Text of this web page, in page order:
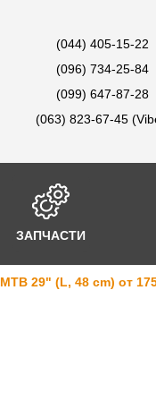
(044) 405-15-22
(096) 734-25-84
(099) 647-87-28
(063) 823-67-45
ЗАПЧАСТИ
MTB 29" (L, 48 cm) от